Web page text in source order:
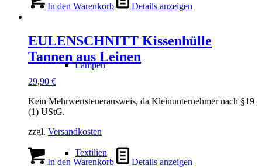
Lampen
Textilien
In den Warenkorb Details anzeigen
EULENSCHNITT Kissenhülle
Tannen aus Leinen
29,90 €
Kein Mehrwertsteuerausweis, da Kleinunternehmer nach §19
(1) UStG.
zzgl. Versandkosten
In den Warenkorb Details anzeigen